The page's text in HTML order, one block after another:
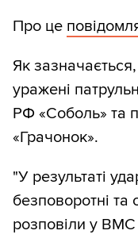
Про це
Як
уражені
РФ «Соболь» та
«Грачонок».
"У результаті
безповоротні та
розповіли у